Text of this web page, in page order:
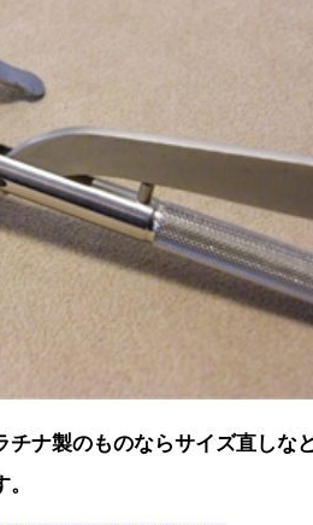
チナ製のものならサイズ直しな